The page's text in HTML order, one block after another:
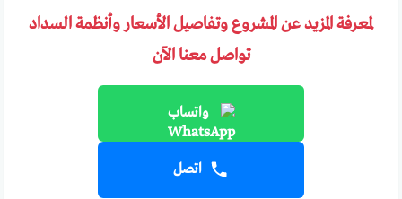
لمعرفة المزيد عن المشروع وتفاصيل الأسعار وأنظمة السداد
تواصل معنا الآن
واتساب
اتصل